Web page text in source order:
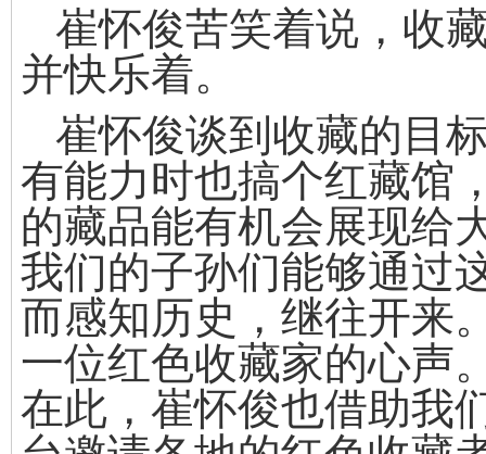
崔怀俊苦笑着说，收
并快乐着。
崔怀俊谈到收藏的
有能力时也搞个红藏馆
的藏品能有机会展现给
我们的子孙们能够通过
而感知历史，继往开来
一位红色收藏家的心声
在此，崔怀俊也借助我